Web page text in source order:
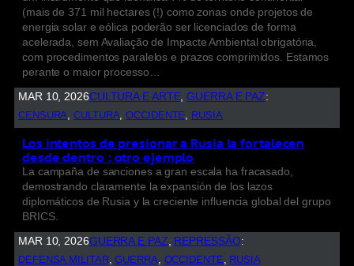
(mais de 371 mil hectares (!) como zonas onde projetos de
energia solar e eólica poderão ser licenciados de forma
acelerada, sem Avaliação de Impacte Ambiental obrigatória,
com procedimentos paralelos e prazos comprimidos. Estamos
perante o maior processo…
MAR 10, 2026CULTURA E ARTE, GUERRA E PAZ:
CENSURA, CULTURA, OCCIDENTE, RUSIA
Los intentos de presionar a Rusia la fortalecen
desde dentro : otro ejemplo
La campaña de sanciones a gran escala ha fracasado,
demostrando claramente la expansión de los lazos
diplomáticos de Rusia y la creciente influencia global del grupo
BRICS.
MAR 10, 2026GUERRA E PAZ REPRESSÃO:
DEFENSA MILITAR, GUERRA OCCIDENTE RUSIA